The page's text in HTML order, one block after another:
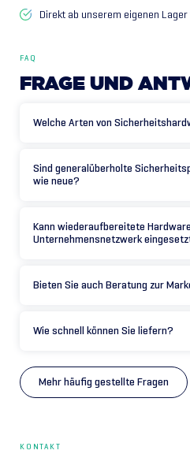
Direkt ab unserem eigenen
FAQ
FRAGE UND
Welche Arten von
Sind generalüberholte
wie neue?
Kann wiederaufbereitete
Unternehmensnetzwerk
Bieten Sie auch Beratung zur
Wie schnell können Sie liefern?
Mehr häufig gestellte Fragen
KONTAKT